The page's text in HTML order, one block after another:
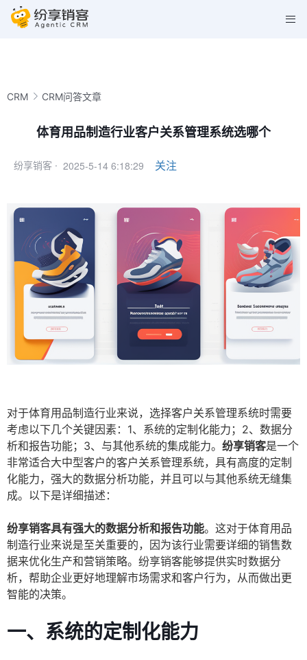
CRM CRM问答文章
体育用品制造行业客户关系管理系统选哪个
纷享销客 · 2025-5-14 6:18:29 关注
对于体育用品制造行业来说，选择客户关系管理系统时需要
考虑以下几个关键因素：1、系统的定制化能力；2、数据分
析和报告功能；3、与其他系统的集成能力。 纷享销客是一个
非常适合大中型客户的客户关系管理系统，具有高度的定制
化能力，强大的数据分析功能，并且可以与其他系统无缝集
成。以下是详细描述：
纷享销客具有强大的数据分析和报告功能。这对于体育用品
制造行业来说是至关重要的，因为该行业需要详细的销售数
据来优化生产和营销策略。纷享销客能够提供实时数据分
析，帮助企业更好地理解市场需求和客户行为，从而做出更
智能的决策。
一、系统的定制化能力